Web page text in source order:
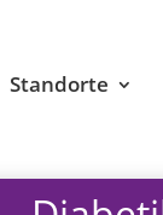
Standorte